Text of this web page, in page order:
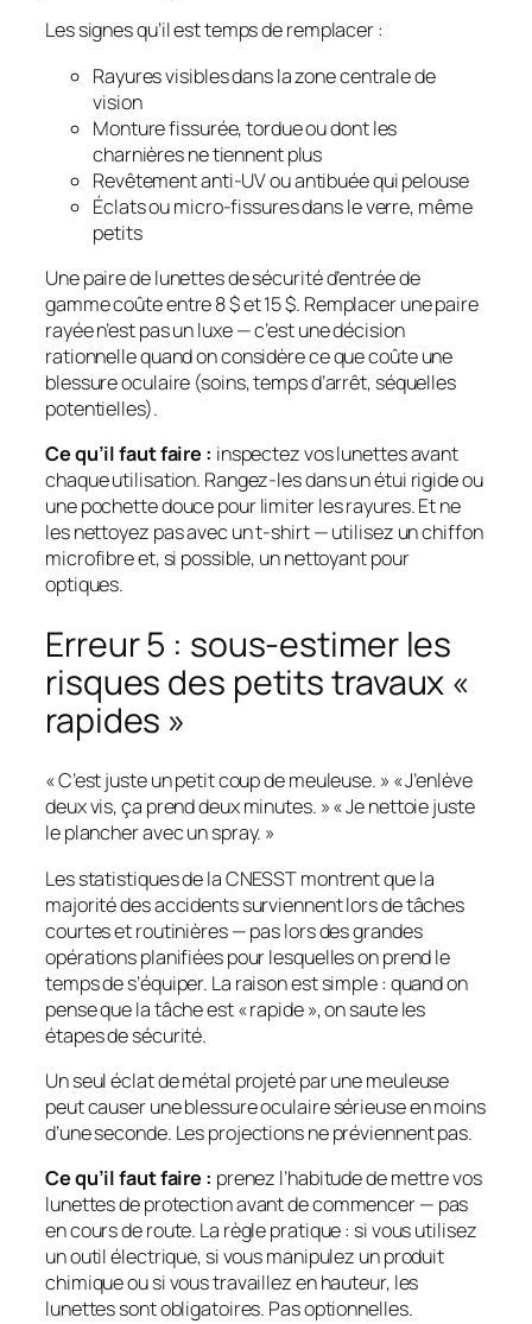
Les signes qu’il est temps de remplacer :
Rayures visibles dans la zone centrale de
vision
Monture fissurée, tordue ou dont les
charnières ne tiennent plus
Revêtement anti-UV ou antibuée qui pelouse
Éclats ou micro-fissures dans le verre, même
petits
Une paire de lunettes de sécurité d’entrée de
gamme coûte entre 8 $ et 15 $. Remplacer une paire
rayée n’est pas un luxe — c’est une décision
rationnelle quand on considère ce que coûte une
blessure oculaire (soins, temps d’arrêt, séquelles
potentielles).
Ce qu’il faut faire : inspectez vos lunettes avant
chaque utilisation. Rangez-les dans un étui rigide ou
une pochette douce pour limiter les rayures. Et ne
les nettoyez pas avec un t-shirt — utilisez un chiffon
microfibre et, si possible, un nettoyant pour
optiques.
Erreur 5 : sous-estimer les
risques des petits travaux «
rapides »
« C’est juste un petit coup de meuleuse. » « J’enlève
deux vis, ça prend deux minutes. » « Je nettoie juste
le plancher avec un spray. »
Les statistiques de la CNESST montrent que la
majorité des accidents surviennent lors de tâches
courtes et routinières — pas lors des grandes
opérations planifiées pour lesquelles on prend le
temps de s’équiper. La raison est simple : quand on
pense que la tâche est « rapide », on saute les
étapes de sécurité.
Un seul éclat de métal projeté par une meuleuse
peut causer une blessure oculaire sérieuse en moins
d’une seconde. Les projections ne préviennent pas.
Ce qu’il faut faire : prenez l’habitude de mettre vos
lunettes de protectionavantde commencer — pas
en cours de route. La règle pratique : si vous utilisez
un outil électrique, si vous manipulez un produit
chimique ou si vous travaillez en hauteur, les
lunettes sont obligatoires. Pas optionnelles.